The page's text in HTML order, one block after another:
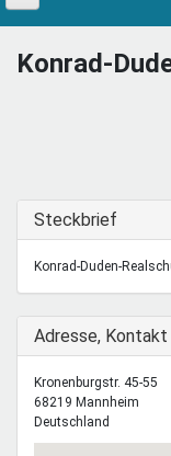
Startseite
News
Mentoren & Projekte
Schule & Beruf
Konrad-
Ausblenden
Steckbrief
Konrad-Duden-
Ausblenden
Adresse, Kontakt
Kronenburgstr. 45-55
68219 Mannheim
Deutschland